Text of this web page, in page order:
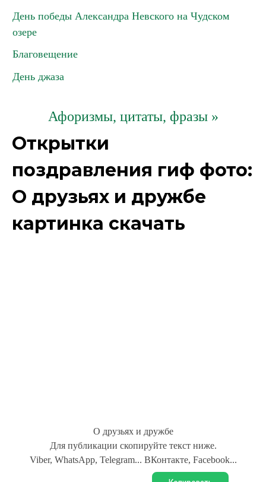
День победы Александра Невского на Чудском
озере
Благовещение
День джаза
Афоризмы, цитаты, фразы »
Открытки
поздравления гиф фото:
О друзьях и дружбе
картинка скачать
О друзьях и дружбе
Для публикации скопируйте текст ниже.
Viber, WhatsApp, Telegram... ВКонтакте, Facebook...